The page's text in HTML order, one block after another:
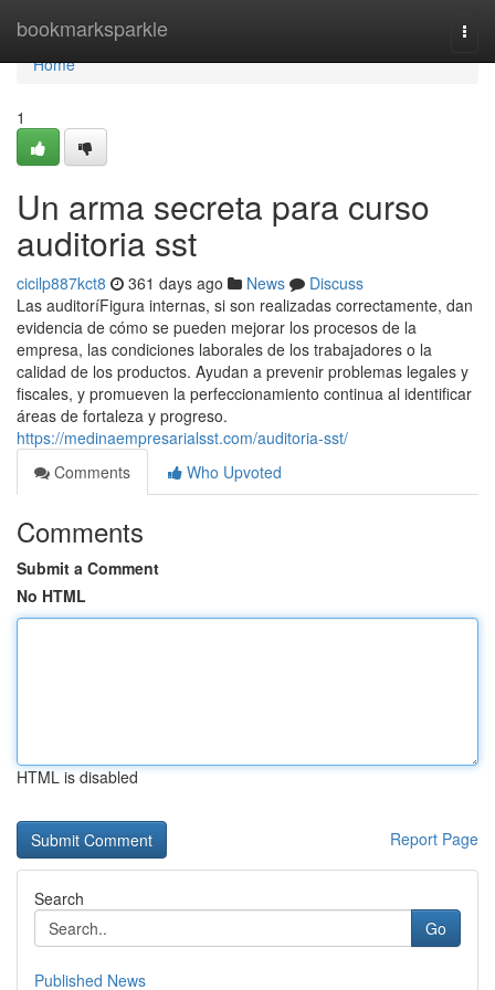
bookmarksparkle
Home
Home
1
Un arma secreta para curso
auditoria sst
cicilp887kct8 361 days ago News
Discuss
Las auditoríFigura internas, si son realizadas correctamente, dan
evidencia de cómo se pueden mejorar los procesos de la
empresa, las condiciones laborales de los trabajadores o la
calidad de los productos. Ayudan a prevenir problemas legales y
fiscales, y promueven la perfeccionamiento continua al identificar
áreas de fortaleza y progreso.
https://medinaempresarialsst.com/auditoria-sst/
Comments
Who Upvoted
Comments
Submit a Comment
No HTML
HTML is disabled
Report Page
Search
Go
Published News